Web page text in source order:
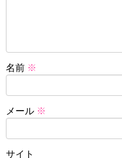
名前 ※
メール ※
サイト